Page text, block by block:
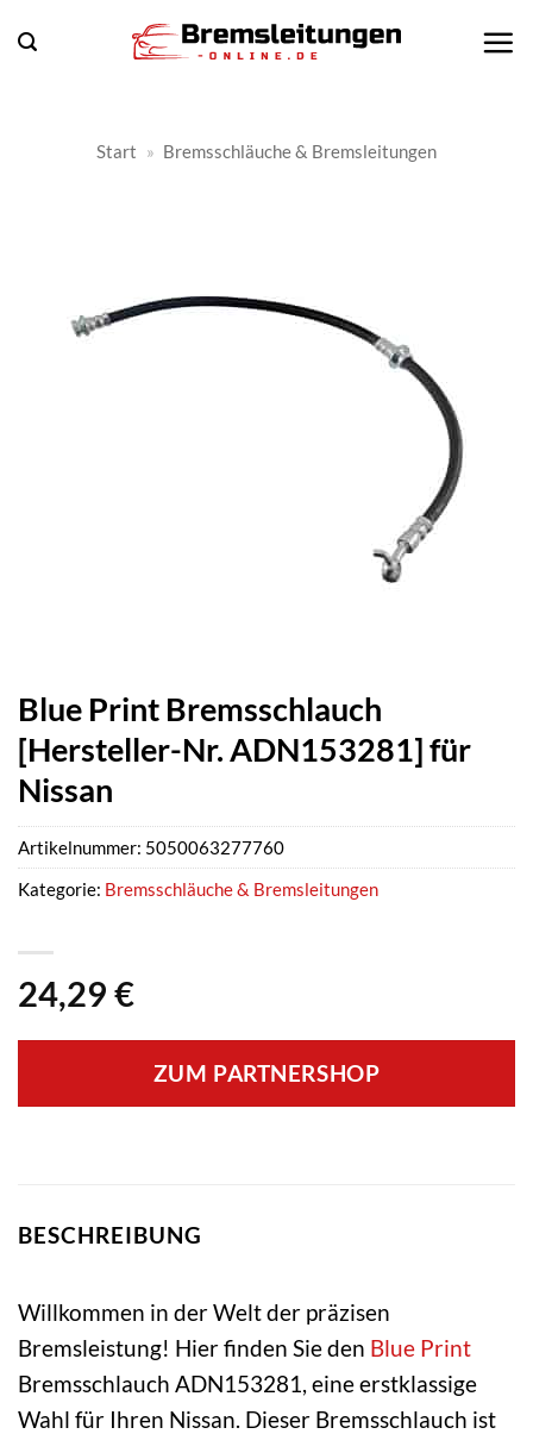
Inhalt
Start » Bremsschläuche & Bremsleitungen
Blue Print Bremsschlauch
[Hersteller-Nr. ADN153281] für
Nissan
24,29 €
ZUM PARTNERSHOP
Artikelnummer: 5050063277760
Kategorie: Bremsschläuche & Bremsleitungen
BESCHREIBUNG
Willkommen in der Welt der präzisen
Bremsleistung! Hier finden Sie den Blue Print
Bremsschlauch ADN153281, eine erstklassige
Wahl für Ihren Nissan. Dieser Bremsschlauch ist